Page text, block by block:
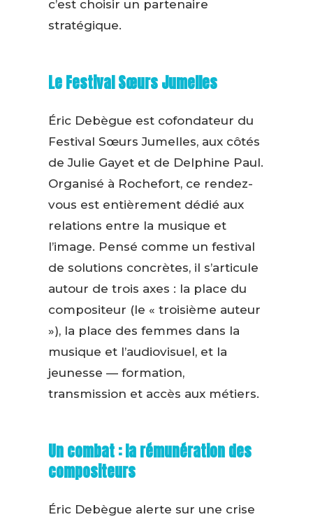
c’est choisir un partenaire
stratégique.
Le Festival Sœurs Jumelles
Éric Debègue est cofondateur du
Festival Sœurs Jumelles, aux côtés
de Julie Gayet et de Delphine Paul.
Organisé à Rochefort, ce rendez-
vous est entièrement dédié aux
relations entre la musique et
l’image. Pensé comme un festival
de solutions concrètes, il s’articule
autour de trois axes : la place du
compositeur (le « troisième auteur
»), la place des femmes dans la
musique et l’audiovisuel, et la
jeunesse — formation,
transmission et accès aux métiers.
Un combat : la rémunération des
compositeurs
Éric Debègue alerte sur une crise